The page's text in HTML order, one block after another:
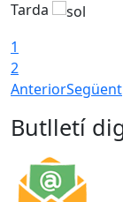
Tarda
1
2
AnteriorSegüent
Butlletí